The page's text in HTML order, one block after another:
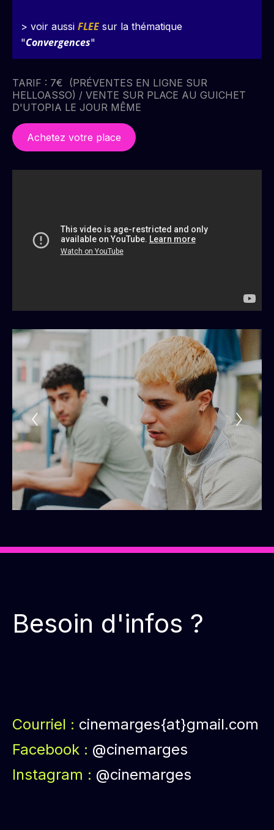
> voir aussi FLEEsur la thématique
"Convergences"
TARIF : 7€ (PRÉVENTES EN LIGNE SUR
HELLOASSO) / VENTE SUR PLACE AU GUICHET
D'UTOPIA LE JOUR MÊME
Achetez votre place
Besoin d'infos ?
Courriel : cinemarges{at}gmail.com
Facebook : @cinemarges
Instagram : @cinemarges